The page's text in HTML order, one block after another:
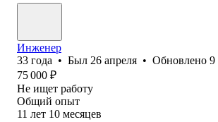
Инженер
33 года • Был 26 апреля • Обновлено 9
75 000 ₽
Не ищет работу
Общий опыт
11 лет 10 месяцев